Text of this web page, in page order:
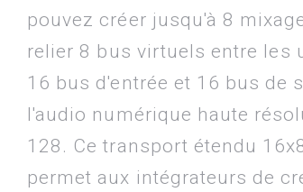
pouvez créer jusqu'à 8
relier 8 bus virtuels entre les
16 bus d'entrée et 16 bus de
l'audio numérique haute
128. Ce transport étendu
permet aux intégrateurs de